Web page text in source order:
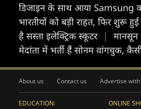
डिजाइन के साथ आया Samsung
भारतीयों को बड़ी राहत, फिर शुरू हुई
है सस्ता इलेक्ट्रिक स्कूटर | मानसून
मेदांता में भर्ती हैं सोनम वांगचुक,
About us Contact us Advertise with
EDUCATION:
ONLINE